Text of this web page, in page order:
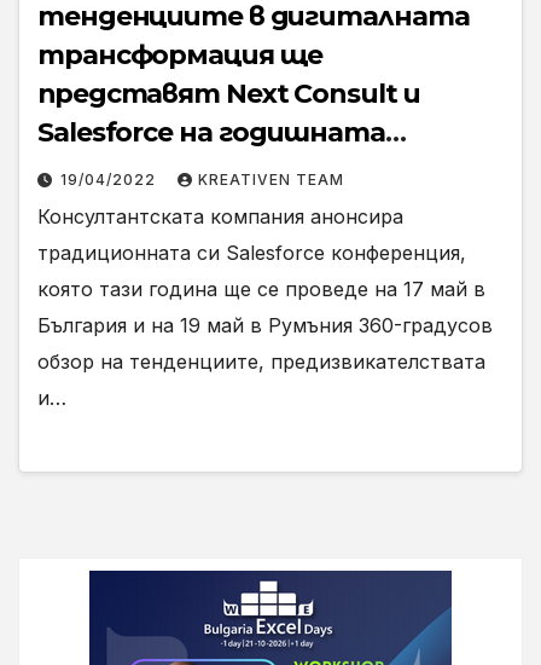
тенденциите в дигиталната
трансформация ще
представят Next Consult и
Salesforce на годишната
Salesforce конференция
19/04/2022 KREATIVEN TEAM
Консултантската компания анонсира
традиционната си Salesforce конференция,
която тази година ще се проведе на 17 май в
България и на 19 май в Румъния 360-градусов
обзор на тенденциите, предизвикателствата
и…